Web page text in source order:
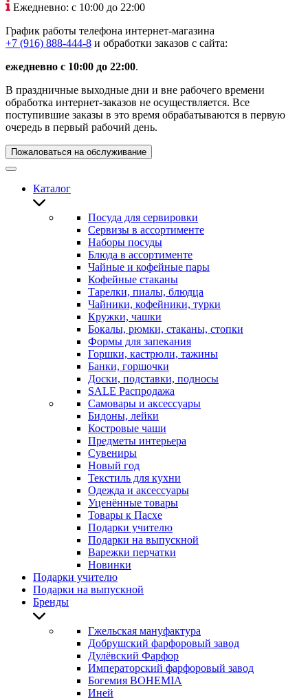
Ежедневно: с 10:00 до 22:00
График работы телефона интернет-магазина
+7 (916) 888-444-8 и обработки заказов с сайта:
ежедневно с 10:00 до 22:00.
В праздничные выходные дни и вне рабочего времени
обработка интернет-заказов не осуществляется. Все
поступившие заказы в это время обрабатываются в первую
очередь в первый рабочий день.
Пожаловаться на обслуживание
Каталог
Посуда для сервировки
Сервизы в ассортименте
Наборы посуды
Блюда в ассортименте
Чайные и кофейные пары
Кофейные стаканы
Тарелки, пиалы, блюдца
Чайники, кофейники, турки
Кружки, чашки
Бокалы, рюмки, стаканы, стопки
Формы для запекания
Горшки, кастрюли, тажины
Банки, горшочки
Доски, подставки, подносы
SALE Распродажа
Самовары и аксессуары
Бидоны, лейки
Костровые чаши
Предметы интерьера
Сувениры
Новый год
Текстиль для кухни
Одежда и аксессуары
Уценённые товары
Товары к Пасхе
Подарки учителю
Подарки на выпускной
Варежки перчатки
Новинки
Подарки учителю
Подарки на выпускной
Бренды
Гжельская мануфактура
Добрушский фарфоровый завод
Дулёвский Фарфор
Императорский фарфоровый завод
Богемия BOHEMIA
Иней